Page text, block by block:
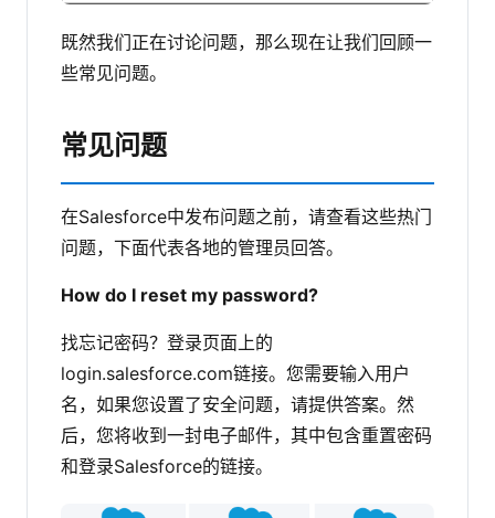
既然我们正在讨论问题，那么现在让我们回顾一
些常见问题。
常见问题
在Salesforce中发布问题之前，请查看这些热门
问题，下面代表各地的管理员回答。
How do I reset my password?
找忘记密码？登录页面上的
login.salesforce.com链接。您需要输入用户
名，如果您设置了安全问题，请提供答案。然
后，您将收到一封电子邮件，其中包含重置密码
和登录Salesforce的链接。